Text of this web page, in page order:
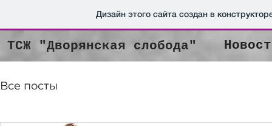
Дизайн этого сайта создан в
ТСЖ "Дворянская слобода"
Все посты